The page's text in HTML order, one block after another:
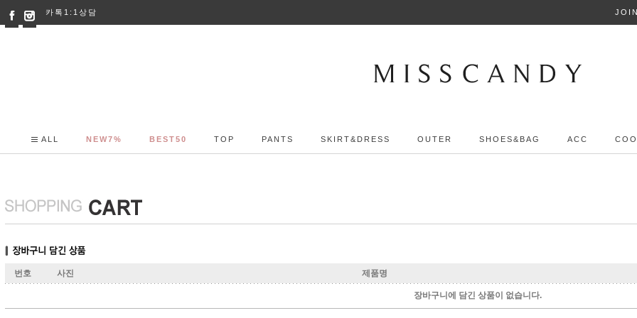
카톡1:1상담
ALL NEW7% BEST50 TOP PANTS SKIRT&DRESS OUTER SHOES&BAG ACC
번호 사진 제품명
장바구니에 담긴 상품이 없습니다.